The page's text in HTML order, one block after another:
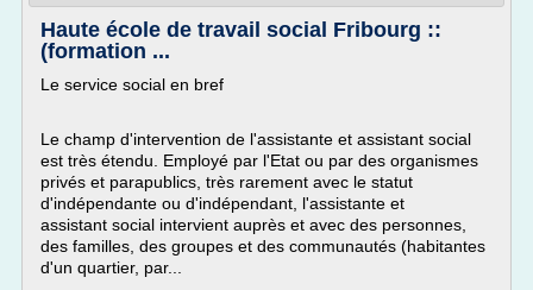
Haute école de travail social Fribourg ::
(formation ...
Le service social en bref
Le champ d'intervention de l'assistante et assistant social
est très étendu. Employé par l'Etat ou par des organismes
privés et parapublics, très rarement avec le statut
d'indépendante ou d'indépendant, l'assistante et
assistant social intervient auprès et avec des personnes,
des familles, des groupes et des communautés (habitantes
d'un quartier, par...